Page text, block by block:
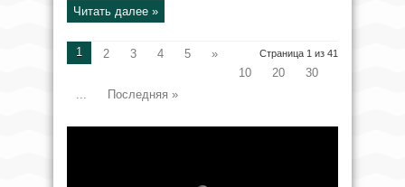
Читать далее »
Страница 1 из 41
1 2 3 4 5
»
10
20
30
...
Последняя »